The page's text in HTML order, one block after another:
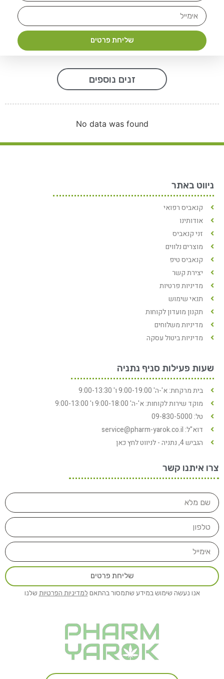
שליחת פרטים
זנים נוספים
No data was found
ניווט באתר
קנאביס רפואי
אודותינו
זני קנאביס
מוצרים נלווים
קנאביס טיפ
יצירת קשר
מדיניות פרטיות
תנאי שימוש
תקנון מועדון לקוחות
מדיניות משלוחים
מדיניות ביטול עסקה
שעות פעילות סניף נתניה
בית מרקחת: א'-ה' 9:00-19:00 ו' 9:00-13:30
מוקד שירות לקוחות: א'-ה' 9:00-18:00 ו' 9:00-13:00
טל: 09-830-5000
דוא"ל: service@pharm-yarok.co.il
הגביש 4, נתניה - לניווט לחץ כאן
צרו איתנו קשר
שליחת פרטים
אנו נעשה שימוש במידע שתמסור בהתאם למדיניות הפרטיות שלנו